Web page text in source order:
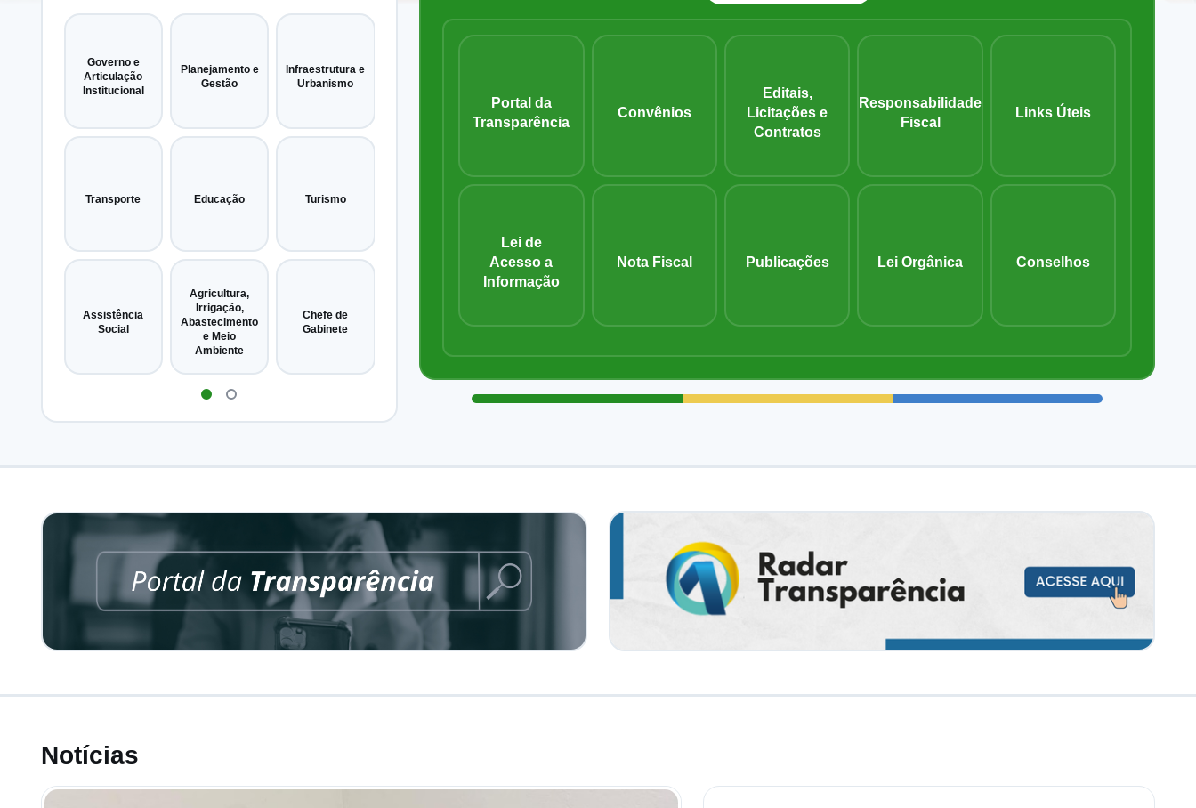
Governo e
Articulação
Institucional
Planejamento e
Gestão
Infraestrutura e
Urbanismo
Transporte Educação Turismo
Assistência
Social
Agricultura,
Irrigação,
Abastecimento
e Meio
Ambiente
Chefe de
Gabinete
Esportes,
Portal da
Transparência
Convênios
Editais,
Licitações e
Contratos
Responsabilidade
Fiscal
Links Úteis
Lei de
Acesso a
Informação
Nota Fiscal Publicações Lei Orgânica Conselhos
Notícias